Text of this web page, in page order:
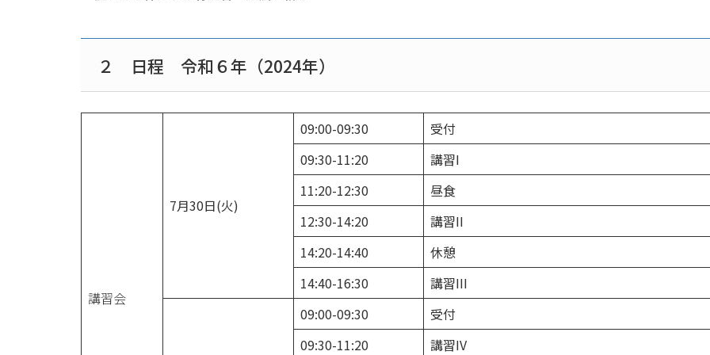
２ 日程 令和６年（2024年）
講習会
7月30日(火)
09:00-09:30
受付
09:30-11:20
講習I
11:20-12:30
昼食
12:30-14:20
講習II
14:20-14:40
休憩
14:40-16:30
講習III
09:00-09:30
受付
09:30-11:20
講習IV